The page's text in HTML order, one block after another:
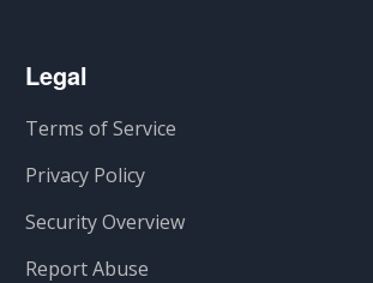
Legal
Terms of Service
Privacy Policy
Security Overview
Report Abuse